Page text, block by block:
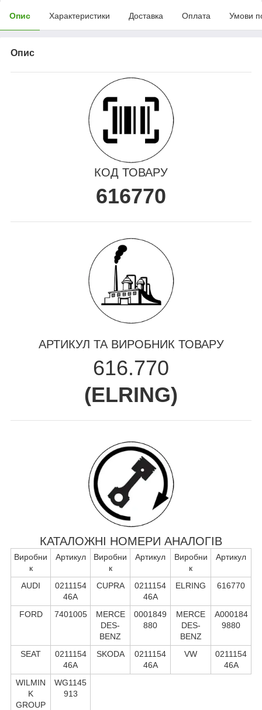
Опис Характеристики Доставка Оплата Умови
Опис
КОД ТОВАРУ
616770
АРТИКУЛ ТА ВИРОБНИК ТОВАРУ
616.770
(ELRING)
КАТАЛОЖНІ НОМЕРИ АНАЛОГІВ
Виробни
к
Артикул
Виробни
к
Артикул
Виробни
к
Артикул
AUDI
0211154
46A
CUPRA
0211154
46A
ELRING 616770
FORD 7401005
MERCE
DES-
BENZ
0001849
880
MERCE
DES-
BENZ
A000184
9880
SEAT
0211154
46A
SKODA
0211154
46A
VW
0211154
46A
WILMIN
K
GROUP
WG1145
913